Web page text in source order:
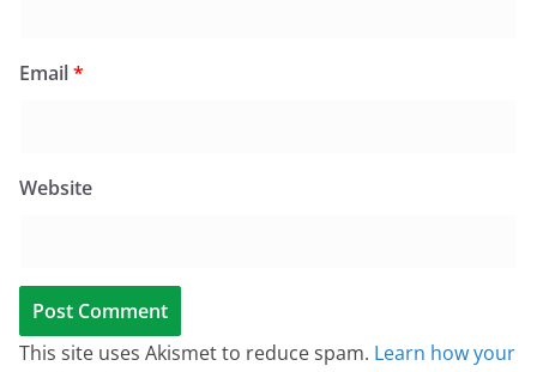
Email*
Website
This site uses Akismet to reduce spam. Learn how your